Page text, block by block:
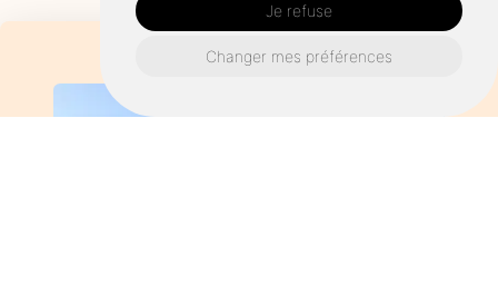
Je refuse
Changer mes préférences